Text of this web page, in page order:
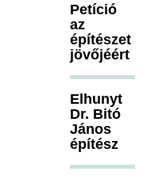
Petíció
az
építészet
jövőjéért
Elhunyt
Dr. Bitó
János
építész